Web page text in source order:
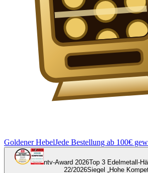
Goldener HebelJede Bestellung ab 100€
ntv-Award 2026Top 3 Edelmetall-
22/2026Siegel „Hohe